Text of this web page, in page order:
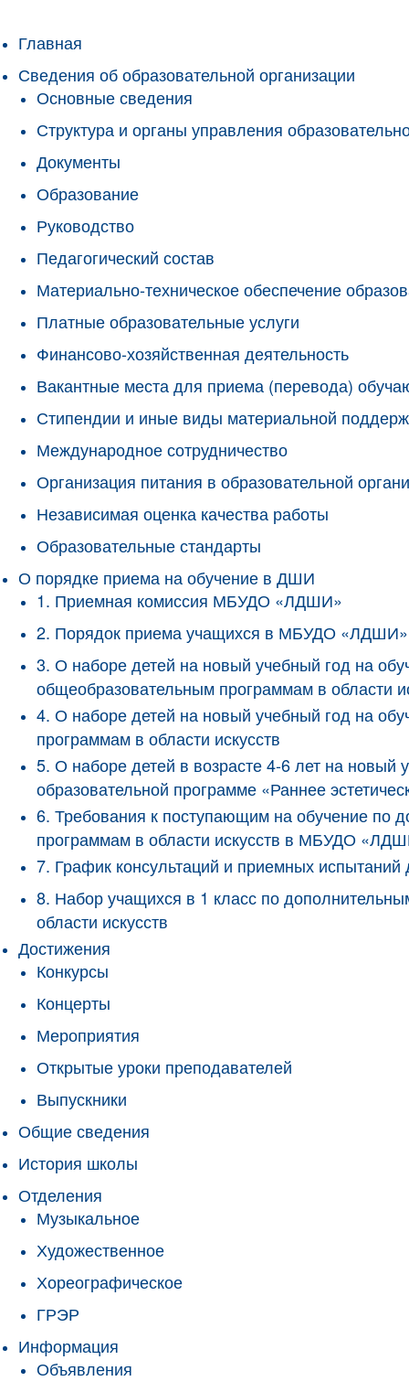
Главная
Сведения об образовательной организации
Основные сведения
Структура и органы управления
Документы
Образование
Руководство
Педагогический состав
Материально-техническое обеспечение
Платные образовательные услуги
Финансово-хозяйственная деятельность
Вакантные места для приема (перевода)
Стипендии и иные виды материальной
Международное сотрудничество
Организация питания в образовательной
Независимая оценка качества работы
Образовательные стандарты
О порядке приема на обучение в ДШИ
1. Приемная комиссия МБУДО «ЛДШИ»
2. Порядок приема учащихся в МБУДО «ЛДШИ»
3. О наборе детей на новый учебный год на
общеобразовательным программам в области
4. О наборе детей на новый учебный год на
программам в области искусств
5. О наборе детей в возрасте 4-6 лет на
образовательной программе «Раннее
6. Требования к поступающим на обучение по
программам в области искусств в МБУДО
7. График консультаций и приемных
8. Набор учащихся в 1 класс по
области искусств
Достижения
Конкурсы
Концерты
Мероприятия
Открытые уроки преподавателей
Выпускники
Общие сведения
История школы
Отделения
Музыкальное
Художественное
Хореографическое
ГРЭР
Информация
Объявления